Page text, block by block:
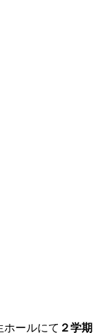
ールにて ２学期